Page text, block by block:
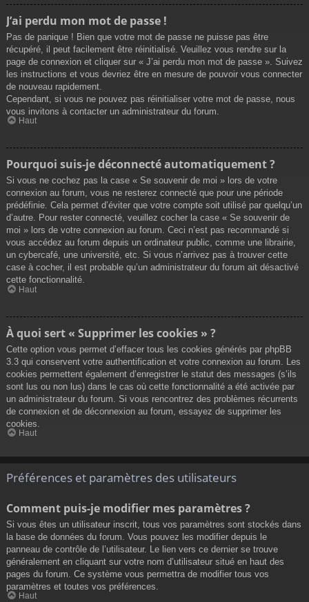
J’ai perdu mon mot de passe !
Pas de panique ! Bien que votre mot de passe ne puisse pas être
récupéré, il peut facilement être réinitialisé. Veuillez vous rendre sur la
page de connexion et cliquer sur « J’ai perdu mon mot de passe ». Suivez
les instructions et vous devriez être en mesure de pouvoir vous connecter
de nouveau rapidement.
Cependant, si vous ne pouvez pas réinitialiser votre mot de passe, nous
vous invitons à contacter un administrateur du forum.
Haut
Pourquoi suis-je déconnecté automatiquement ?
Si vous ne cochez pas la case « Se souvenir de moi » lors de votre
connexion au forum, vous ne resterez connecté que pour une période
prédéfinie. Cela permet d’éviter que votre compte soit utilisé par quelqu’un
d’autre. Pour rester connecté, veuillez cocher la case « Se souvenir de
moi » lors de votre connexion au forum. Ceci n’est pas recommandé si
vous accédez au forum depuis un ordinateur public, comme une librairie,
un cybercafé, une université, etc. Si vous n’arrivez pas à trouver cette
case à cocher, il est probable qu’un administrateur du forum ait désactivé
cette fonctionnalité.
Haut
À quoi sert « Supprimer les cookies » ?
Cette option vous permet d’effacer tous les cookies générés par phpBB
3.3 qui conservent votre authentification et votre connexion au forum. Les
cookies permettent également d’enregistrer le statut des messages (s’ils
sont lus ou non lus) dans le cas où cette fonctionnalité a été activée par
un administrateur du forum. Si vous rencontrez des problèmes récurrents
de connexion et de déconnexion au forum, essayez de supprimer les
cookies.
Haut
Préférences et paramètres des utilisateurs
Comment puis-je modifier mes paramètres ?
Si vous êtes un utilisateur inscrit, tous vos paramètres sont stockés dans
la base de données du forum. Vous pouvez les modifier depuis le
panneau de contrôle de l’utilisateur. Le lien vers ce dernier se trouve
généralement en cliquant sur votre nom d’utilisateur situé en haut des
pages du forum. Ce système vous permettra de modifier tous vos
paramètres et toutes vos préférences.
Haut